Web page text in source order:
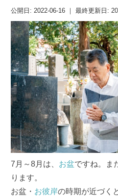
公開日:2022-06-16 ｜最終更新日:
7月～8月は、 お盆ですね。ま
ります。
お盆・ お彼岸の時期が近づく